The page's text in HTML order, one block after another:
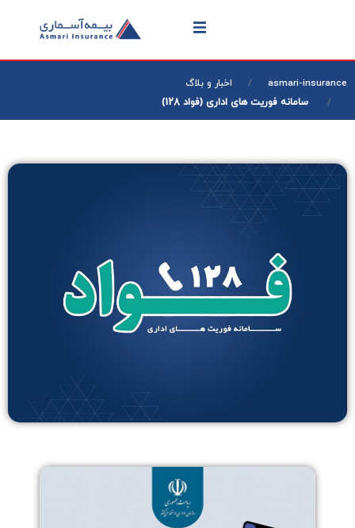
asmari-insurance اخبار و بلاگ
سامانه فوریت های اداری (فواد 128)